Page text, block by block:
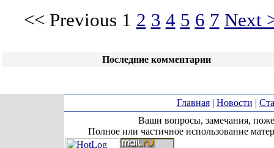
<< Previous 1 2 3 4 5 6 7 Next
Последние комментарии
Главная| Новости |
Ваши вопросы, замечания,
Полное или частичное использование